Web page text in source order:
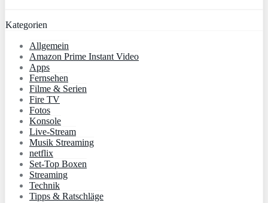
Kategorien
Allgemein
Amazon Prime Instant Video
Apps
Fernsehen
Filme & Serien
Fire TV
Fotos
Konsole
Live-Stream
Musik Streaming
netflix
Set-Top Boxen
Streaming
Technik
Tipps & Ratschläge